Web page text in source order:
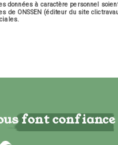
données à caractère personnel
de ONSSEN (éditeur du site
font confiance